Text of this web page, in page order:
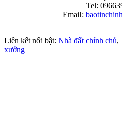
Tel:
Email:
Liên kết nổi bật: Nhà đất chính chủ,
xưởng